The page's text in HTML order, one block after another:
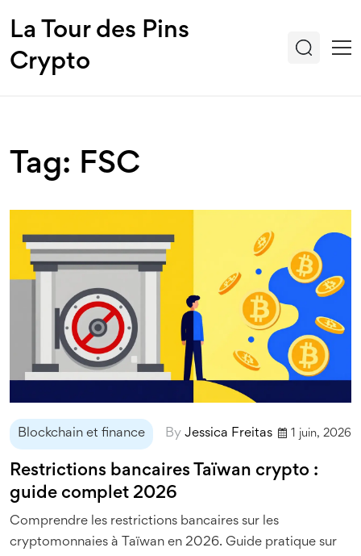
La Tour des Pins
Crypto
Tag: FSC
Blockchain et finance By Jessica Freitas 1 juin, 2026
Restrictions bancaires Taïwan crypto :
guide complet 2026
Comprendre les restrictions bancaires sur les
cryptomonnaies à Taïwan en 2026. Guide pratique sur